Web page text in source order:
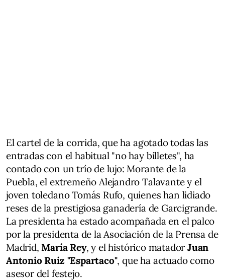
El cartel de la corrida, que ha agotado todas las
entradas con el habitual "no hay billetes", ha
contado con un trío de lujo: Morante de la
Puebla, el extremeño Alejandro Talavante y el
joven toledano Tomás Rufo, quienes han lidiado
reses de la prestigiosa ganadería de Garcigrande.
La presidenta ha estado acompañada en el palco
por la presidenta de la Asociación de la Prensa de
Madrid, María Rey, y el histórico matadorJuan
Antonio Ruiz "Espartaco", que ha actuado como
asesor del festejo.